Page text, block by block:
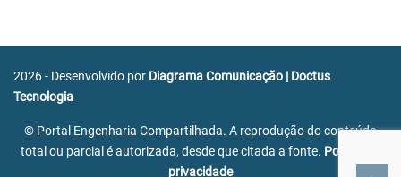
2026 - Desenvolvido por Diagrama Comunicação | Doctus
Tecnologia
© Portal Engenharia Compartilhada. A reprodução do conteúdo
total ou parcial é autorizada, desde que citada a fonte. Política de
privacidade